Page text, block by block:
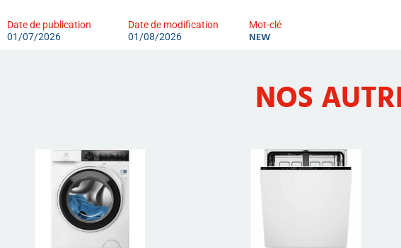
Date de publication
01/07/2026
Date de modification
01/08/2026
Mot-clé
NEW
NOS